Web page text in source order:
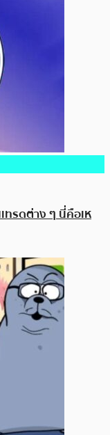
ทรดต่าง ๆ นี่คือเห